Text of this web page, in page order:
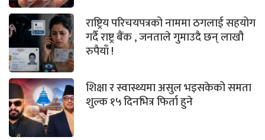
राष्ट्रिय परिचयपत्रको नाममा ठगलाई सहयोग
गर्दै राष्ट्र बैंक , जनताले गुमाउदै छन् लाखौ
रुपैयाँ !
शिक्षा र स्वास्थ्यमा असुल भइसकेको समता
शुल्क १५ दिनभित्र फिर्ता हुने